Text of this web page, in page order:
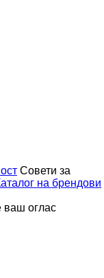
Совети за
на брендови
ваш оглас